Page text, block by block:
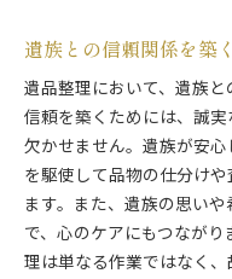
遺族との信頼関係を築
遺品整理において、遺族と
信頼を築くためには、誠
欠かせません。遺族が安
を駆使して品物の仕分け
ます。また、遺族の思い
で、心のケアにもつなが
理は単なる作業ではなく、